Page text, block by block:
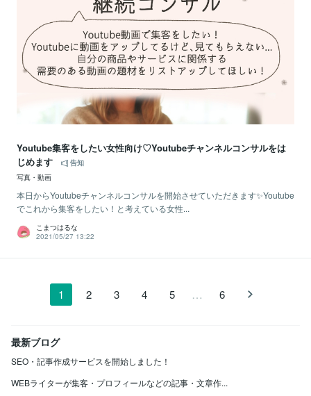
Youtube集客をしたい女性向け♡Youtubeチャンネルコンサルをは
じめます
告知
写真・動画
本日からYoutubeチャンネルコンサルを開始させていただきます✨Youtube
でこれから集客をしたい！と考えている女性...
こまつはるな
2021/05/27 13:22
1 2 3 4 5 … 6
最新ブログ
SEO・記事作成サービスを開始しました！
WEBライターが集客・プロフィールなどの記事・文章作...